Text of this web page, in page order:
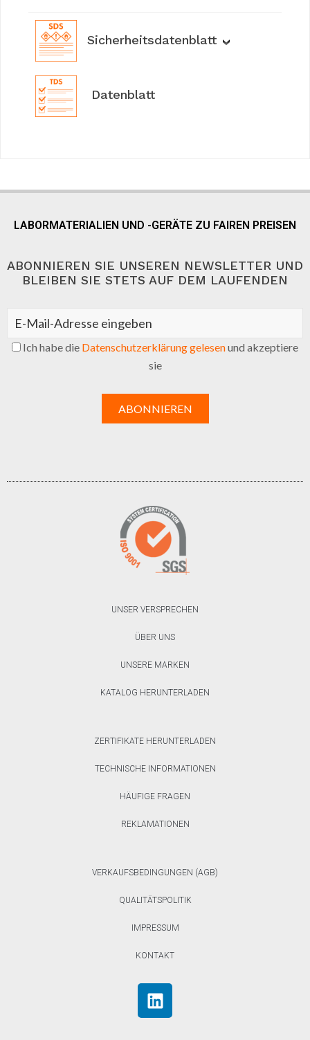
Sicherheitsdatenblatt
Datenblatt
LABORMATERIALIEN UND -GERÄTE ZU FAIREN PREISEN
ABONNIEREN SIE UNSEREN NEWSLETTER UND
BLEIBEN SIE STETS AUF DEM LAUFENDEN
Ich habe die Datenschutzerklärung gelesenund akzeptiere
sie
UNSER VERSPRECHEN
ÜBER UNS
UNSERE MARKEN
KATALOG HERUNTERLADEN
ZERTIFIKATE HERUNTERLADEN
TECHNISCHE INFORMATIONEN
HÄUFIGE FRAGEN
REKLAMATIONEN
VERKAUFSBEDINGUNGEN (AGB)
QUALITÄTSPOLITIK
IMPRESSUM
KONTAKT